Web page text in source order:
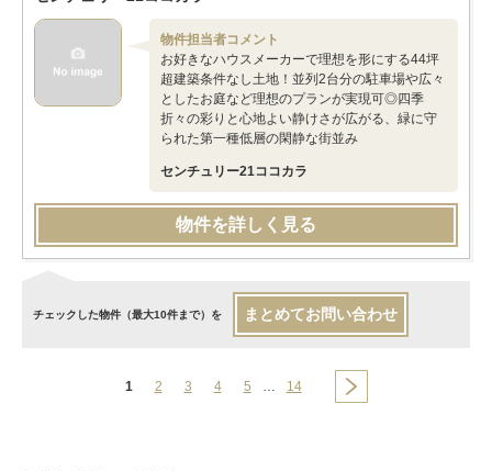
物件担当者コメント
お好きなハウスメーカーで理想を形にする44坪
超建築条件なし土地！並列2台分の駐車場や広々
としたお庭など理想のプランが実現可◎四季
折々の彩りと心地よい静けさが広がる、緑に守
られた第一種低層の閑静な街並み
センチュリー21ココカラ
物件を詳しく見る
チェックした物件（最大10件まで）を まとめてお問い合わせ
1 2 3 4 5 … 14